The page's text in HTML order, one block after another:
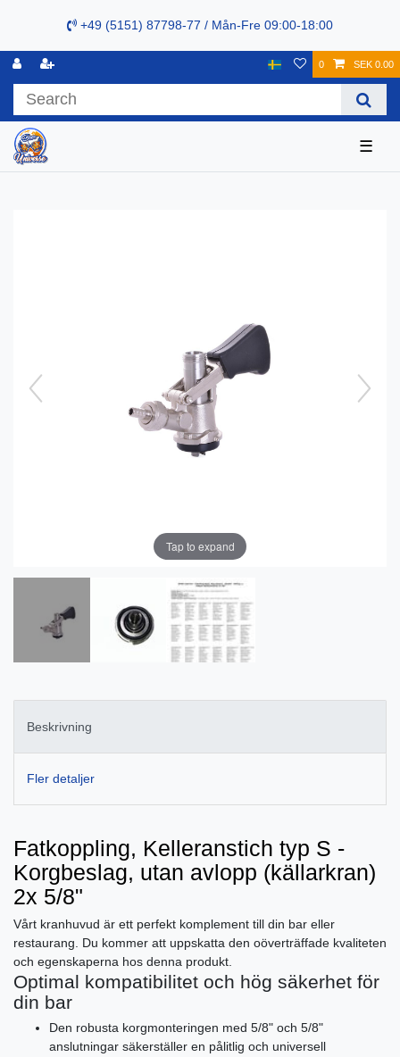
+49 (5151) 87798-77 / Mån-Fre 09:00-18:00
0 SEK 0.00
☰
Tap to expand
Beskrivning
Fler detaljer
Fatkoppling, Kelleranstich typ S -
Korgbeslag, utan avlopp (källarkran)
2x 5/8"
Vårt kranhuvud är ett perfekt komplement till din bar eller
restaurang. Du kommer att uppskatta den oöverträffade kvaliteten
och egenskaperna hos denna produkt.
Optimal kompatibilitet och hög säkerhet för
din bar
Den robusta korgmonteringen med 5/8" och 5/8"
anslutningar säkerställer en pålitlig och universell